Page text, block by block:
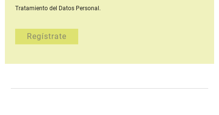
Tratamiento del Datos Personal.